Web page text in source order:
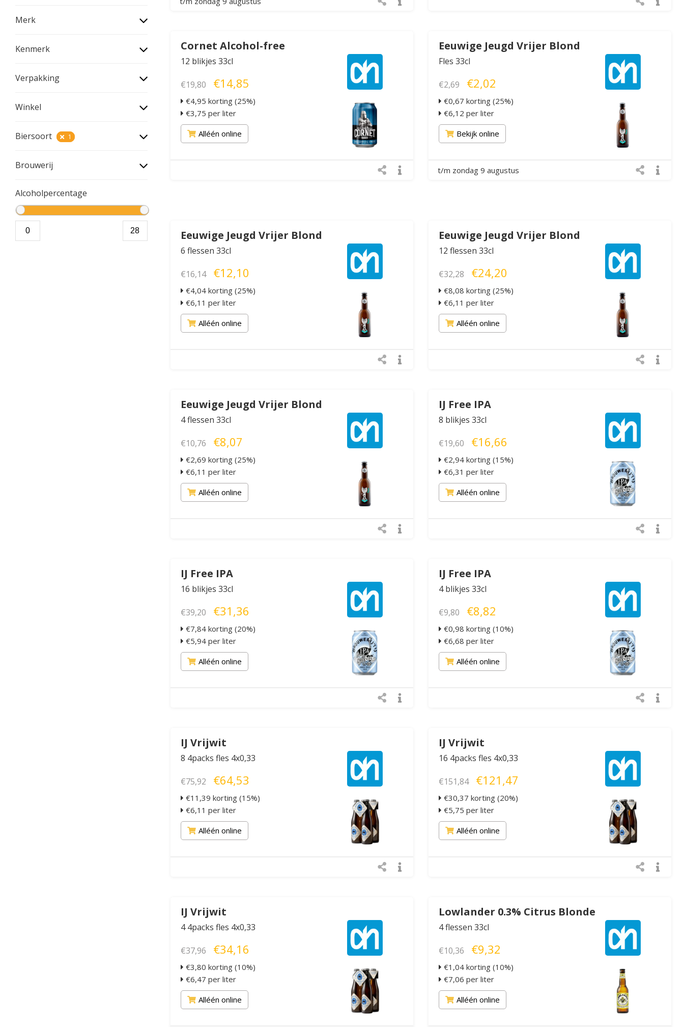
Merk
Kenmerk
Verpakking
Winkel
Biersoort 1
Brouwerij
Alcoholpercentage
Cornet Alcohol-free
12 blikjes 33cl
€19,80 €14,85
€4,95 korting (25%)
€3,75 per liter
Alléén online
Eeuwige Jeugd Vrijer Blond
Fles 33cl
€2,69 €2,02
€0,67 korting (25%)
€6,12 per liter
Bekijk online
t/m zondag 9 augustus
Eeuwige Jeugd Vrijer Blond
6 flessen 33cl
€16,14 €12,10
€4,04 korting (25%)
€6,11 per liter
Alléén online
Eeuwige Jeugd Vrijer Blond
12 flessen 33cl
€32,28 €24,20
€8,08 korting (25%)
€6,11 per liter
Alléén online
Eeuwige Jeugd Vrijer Blond
4 flessen 33cl
€10,76 €8,07
€2,69 korting (25%)
€6,11 per liter
Alléén online
IJ Free IPA
8 blikjes 33cl
€19,60 €16,66
€2,94 korting (15%)
€6,31 per liter
Alléén online
IJ Free IPA
16 blikjes 33cl
€39,20 €31,36
€7,84 korting (20%)
€5,94 per liter
Alléén online
IJ Free IPA
4 blikjes 33cl
€9,80 €8,82
€0,98 korting (10%)
€6,68 per liter
Alléén online
IJ Vrijwit
8 4packs fles 4x0,33
€75,92 €64,53
€11,39 korting (15%)
€6,11 per liter
Alléén online
IJ Vrijwit
16 4packs fles 4x0,33
€151,84 €121,47
€30,37 korting (20%)
€5,75 per liter
Alléén online
IJ Vrijwit
4 4packs fles 4x0,33
€37,96 €34,16
€3,80 korting (10%)
€6,47 per liter
Alléén online
Lowlander 0.3% Citrus Blonde
4 flessen 33cl
€10,36 €9,32
€1,04 korting (10%)
€7,06 per liter
Alléén online